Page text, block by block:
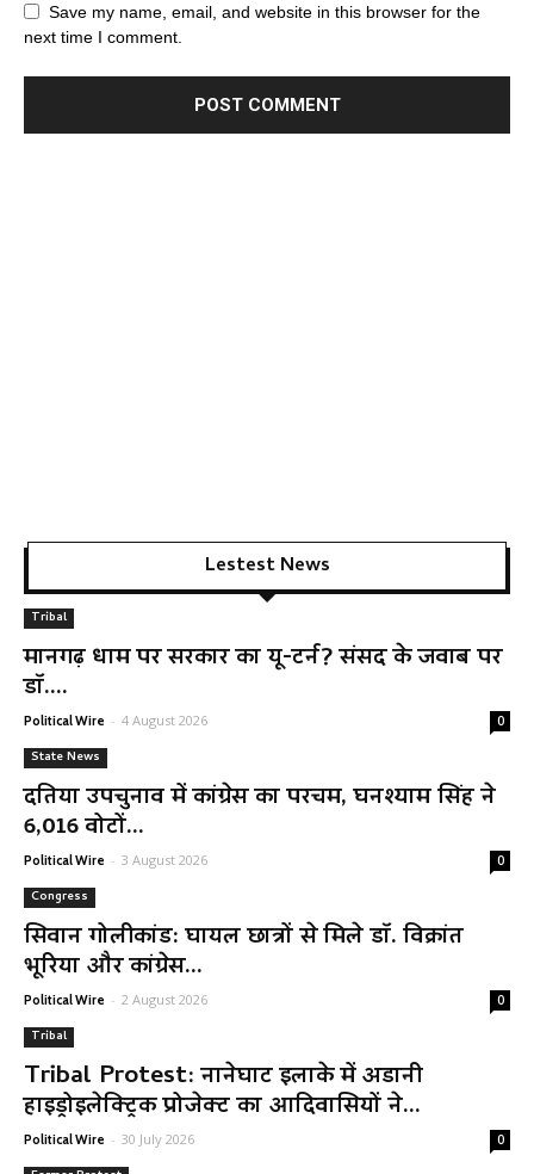
Save my name, email, and website in this browser for the
next time I comment.
Lestest News
Tribal
मानगढ़ धाम पर सरकार का यू-टर्न? संसद के जवाब पर
डॉ....
Political Wire - 4 August 2026 0
State News
दतिया उपचुनाव में कांग्रेस का परचम, घनश्याम सिंह ने
6,016 वोटों...
Political Wire - 3 August 2026 0
Congress
सिवान गोलीकांड: घायल छात्रों से मिले डॉ. विक्रांत
भूरिया और कांग्रेस...
Political Wire - 2 August 2026 0
Tribal
Tribal Protest: नानेघाट इलाके में अडानी
हाइड्रोइलेक्ट्रिक प्रोजेक्ट का आदिवासियों ने...
Political Wire - 30 July 2026 0